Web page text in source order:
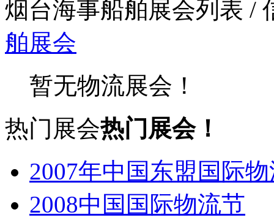
烟台海事船舶展会列表 /
舶展会
暂无物流展会！
热门展会热门展会！
2007年中国东盟国际
2008中国国际物流节